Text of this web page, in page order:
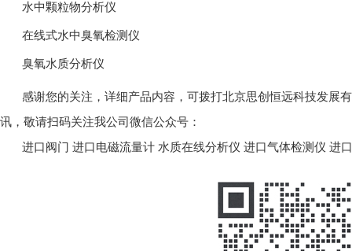
水中颗粒物分析仪
在线式水中臭氧检测仪
臭氧水质分析仪
感谢您的关注，详细产品内容，可拨打北京思创恒远科技发展
讯，敬请扫码关注我公司微信公众号：
进口阀门 进口电磁流量计 水质在线分析仪 进口气体检测仪 进